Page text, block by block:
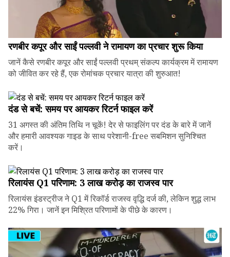
रणबीर कपूर और साईं पल्लवी ने रामायण का प्रचार शुरू किया
जानें कैसे रणबीर कपूर और साईं पल्लवी प्रथम् संकल्प कार्यक्रम में रामायण
को जीवित कर रहे हैं, एक रोमांचक प्रचार यात्रा की शुरुआत!
दंड से बचें: समय पर आयकर रिटर्न फाइल करें
31 अगस्त की अंतिम तिथि न चूकें! देर से फाइलिंग पर दंड के बारे में जानें
और हमारी आवश्यक गाइड के साथ परेशानी-free सबमिशन सुनिश्चित
करें।
रिलायंस Q1 परिणाम: ₹3 लाख करोड़ का राजस्व पार
रिलायंस इंडस्ट्रीज ने Q1 में रिकॉर्ड राजस्व वृद्धि दर्ज की, लेकिन शुद्ध लाभ
22% गिरा। जानें इन मिश्रित परिणामों के पीछे के कारण।